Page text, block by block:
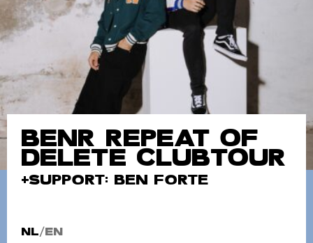
BENR REPEAT OF
DELETE CLUBTOUR
+SUPPORT: BEN FORTE
NL/EN